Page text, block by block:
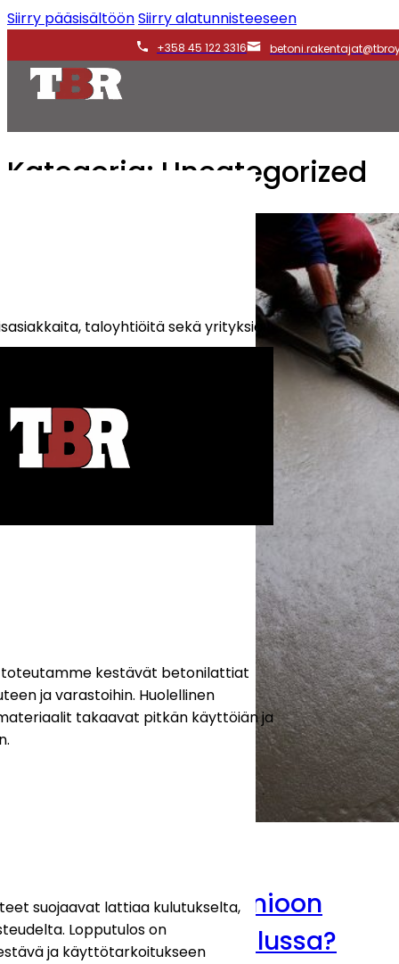
Siirry pääsisältöönSiirry alatunnisteeseen
+358 45 122 3316
taloyhtiöitä sekä yrityksiä.
toteutamme kestävät betonilattiat
ja varastoihin. Huolellinen
takaavat pitkän käyttöiän ja
suojaavat lattiaa kulutukselta,
Lopputulos on
ja käyttötarkoitukseen
Kategoria: Uncategorized
Mitä ottaa huomioon
betonilattian valussa?